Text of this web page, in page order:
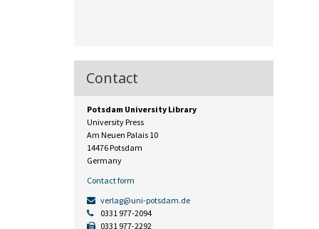
Contact
Potsdam University Library
University Press
Am Neuen Palais 10
14476 Potsdam
Germany
Contact form
verlag@uni-potsdam.de
0331 977-2094
0331 977-2292